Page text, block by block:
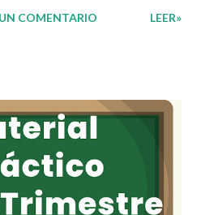
docentes ya que es el
todos los conocimientos que se
asentar el conocimiento entre
los creadores de estos increibles
recuerden que nosotros solo
COMENTARIO LEER»